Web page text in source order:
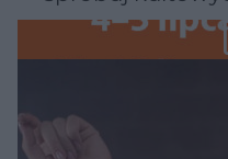
Wawelu